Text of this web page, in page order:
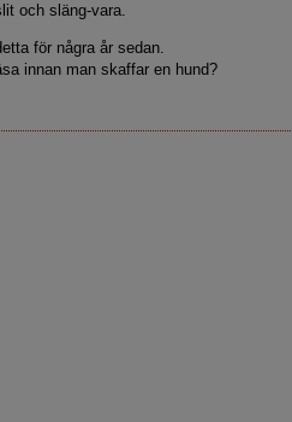
och släng-vara.
för några år sedan.
innan man skaffar en hund?